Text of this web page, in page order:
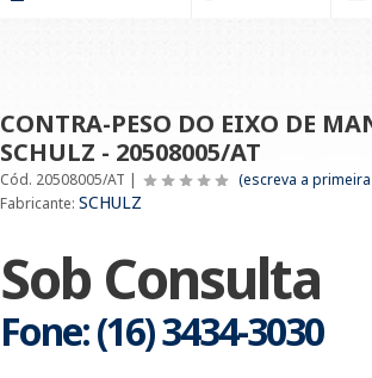
CONTRA-PESO DO EIXO DE
SCHULZ - 20508005/AT
Cód. 20508005/AT |
(escreva a
Fabricante: SCHULZ
Sob Consulta
Fone: (16) 3434-3030